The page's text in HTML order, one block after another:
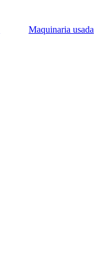
Maquinaria usada